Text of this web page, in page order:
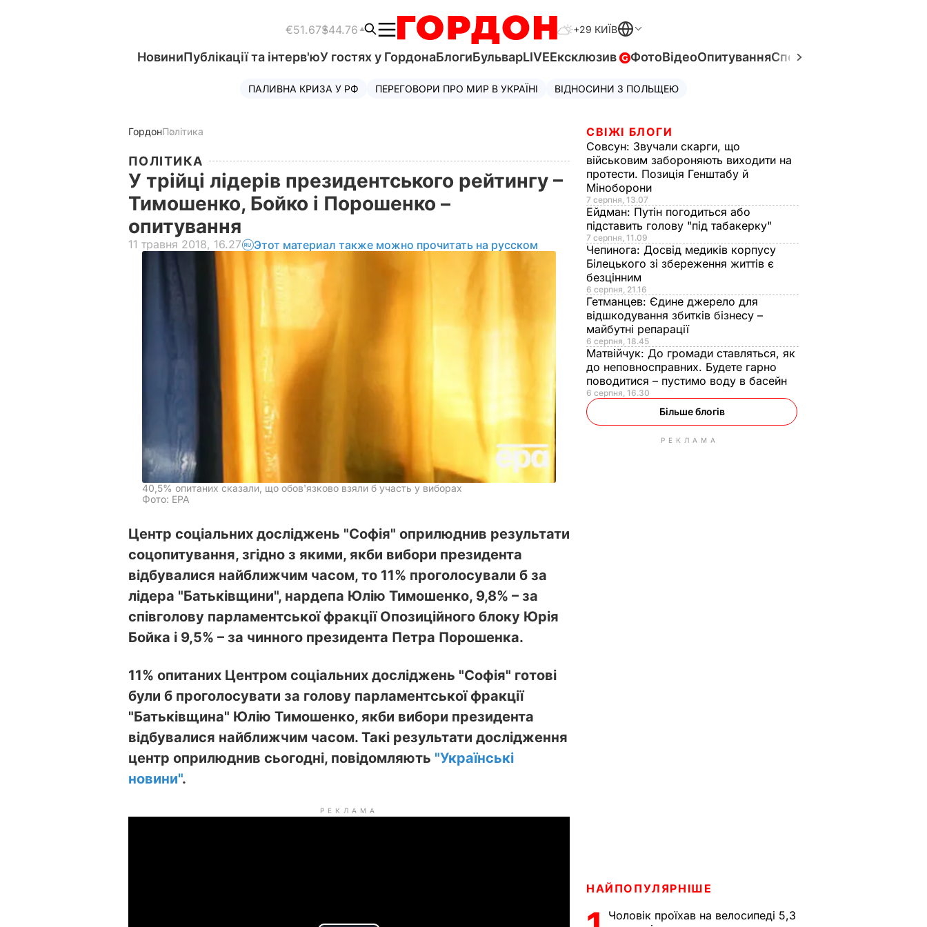
€51.67$44.76 +29 КИЇВ
НовиниПублікації та інтерв'юУ гостях у ГордонаБлогиБульварLIVEЕксклюзив ФотоВідеоОпитуванняСпецпроєкти
ПАЛИВНА КРИЗА У РФ ПЕРЕГОВОРИ ПРО МИР В УКРАЇНІ ВІДНОСИНИ З ПОЛЬЩЕЮ
ГордонПолітика
ПОЛІТИКА
У трійці лідерів президентського рейтингу –
Тимошенко, Бойко і Порошенко –
опитування
11 травня 2018, 16.27 Этот материал также можно прочитать на русском
40,5% опитаних сказали, що обов'язково взяли б участь у виборах
Фото: ЕРА
Центр соціальних досліджень "Софія" оприлюднив результати
соцопитування, згідно з якими, якби вибори президента
відбувалися найближчим часом, то 11% проголосували б за
лідера "Батьківщини", нардепа Юлію Тимошенко, 9,8% – за
співголову парламентської фракції Опозиційного блоку Юрія
Бойка і 9,5% – за чинного президента Петра Порошенка.
11% опитаних Центром соціальних досліджень "Софія" готові
були б проголосувати за голову парламентської фракції
"Батьківщина" Юлію Тимошенко, якби вибори президента
відбувалися найближчим часом. Такі результати дослідження
центр оприлюднив сьогодні, повідомляють "Українські
новини".
РЕКЛАМА
СВІЖІ БЛОГИ
Совсун: Звучали скарги, що
військовим забороняють виходити на
протести. Позиція Генштабу й
Міноборони
7 серпня, 13.07
Ейдман: Путін погодиться або
підставить голову "під табакерку"
7 серпня, 11.09
Чепинога: Досвід медиків корпусу
Білецького зі збереження життів є
безцінним
6 серпня, 21.16
Гетманцев: Єдине джерело для
відшкодування збитків бізнесу –
майбутні репарації
6 серпня, 18.45
Матвійчук: До громади ставляться, як
до неповносправних. Будете гарно
поводитися – пустимо воду в басейн
6 серпня, 16.30
Більше блогів
РЕКЛАМА
НАЙПОПУЛЯРНІШЕ
Чоловік проїхав на велосипеді 5,3